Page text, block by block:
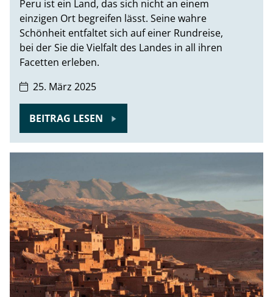
Peru ist ein Land, das sich nicht an einem
einzigen Ort begreifen lässt. Seine wahre
Schönheit entfaltet sich auf einer Rundreise,
bei der Sie die Vielfalt des Landes in all ihren
Facetten erleben.
25. März 2025
BEITRAG LESEN